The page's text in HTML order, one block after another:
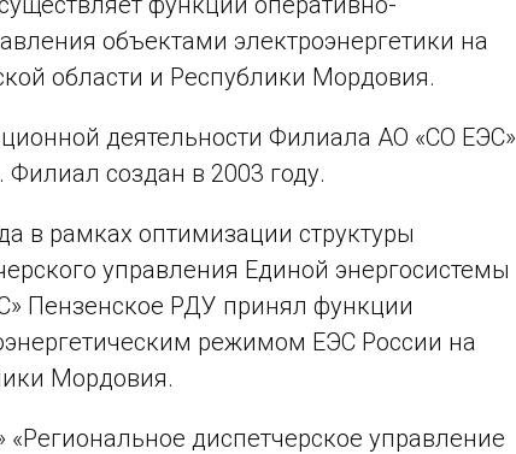
объектами электроэнергетики на
области и Республики Мордовия.
деятельности Филиала АО «СО ЕЭС»
создан в 2003 году.
в рамках оптимизации структуры
управления Единой энергосистемы
Пензенское РДУ принял функции
режимом ЕЭС России на
Мордовия.
диспетчерское управление